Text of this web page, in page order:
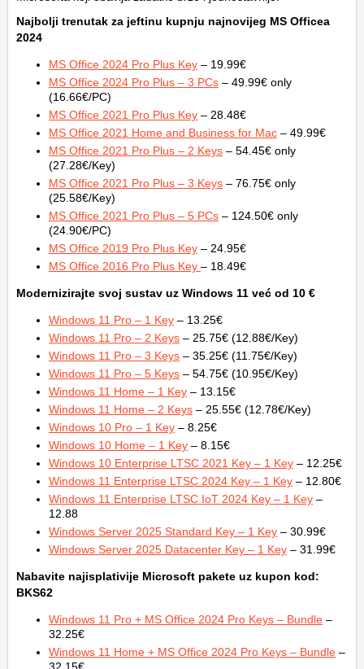
Najbolji trenutak za jeftinu kupnju najnovijeg MS Officea
2024
MS Office 2024 Pro Plus Key – 19.99€
MS Office 2024 Pro Plus – 3 PCs – 49.99€ only
(16.66€/PC)
MS Office 2021 Pro Plus Key – 28.48€
MS Office 2021 Home and Business for Mac – 49.99€
MS Office 2021 Pro Plus – 2 Keys – 54.45€ only
(27.28€/Key)
MS Office 2021 Pro Plus – 3 Keys – 76.75€ only
(25.58€/Key)
MS Office 2021 Pro Plus – 5 PCs – 124.50€ only
(24.90€/PC)
MS Office 2019 Pro Plus Key – 24.95€
MS Office 2016 Pro Plus Key – 18.49€
Modernizirajte svoj sustav uz Windows 11 već od 10 €
Windows 11 Pro – 1 Key – 13.25€
Windows 11 Pro – 2 Keys – 25.75€ (12.88€/Key)
Windows 11 Pro – 3 Keys – 35.25€ (11.75€/Key)
Windows 11 Pro – 5 Keys – 54.75€ (10.95€/Key)
Windows 11 Home – 1 Key – 13.15€
Windows 11 Home – 2 Keys – 25.55€ (12.78€/Key)
Windows 10 Pro – 1 Key – 8.25€
Windows 10 Home – 1 Key – 8.15€
Windows 10 Enterprise LTSC 2021 Key – 1 Key – 12.25€
Windows 11 Enterprise LTSC 2024 Key – 1 Key – 12.80€
Windows 11 Enterprise LTSC IoT 2024 Key – 1 Key –
12.88
Windows Server 2025 Standard Key – 1 Key – 30.99€
Windows Server 2025 Datacenter Key – 1 Key – 31.99€
Nabavite najisplativije Microsoft pakete uz kupon kod:
BKS62
Windows 11 Pro + MS Office 2024 Pro Keys – Bundle –
32.25€
Windows 11 Home + MS Office 2024 Pro Keys – Bundle –